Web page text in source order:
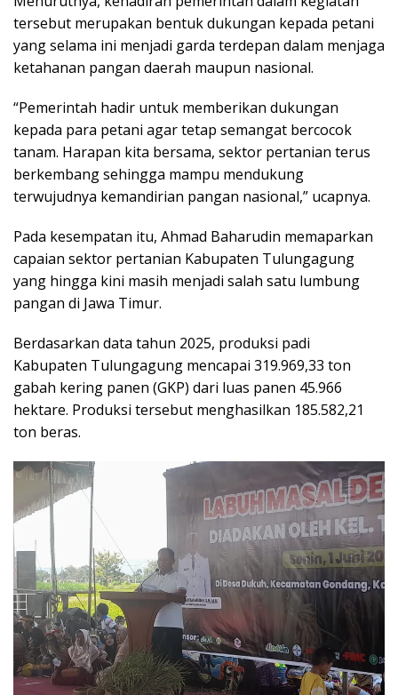
tersebut merupakan bentuk dukungan kepada petani
yang selama ini menjadi garda terdepan dalam menjaga
ketahanan pangan daerah maupun nasional.
“Pemerintah hadir untuk memberikan dukungan
kepada para petani agar tetap semangat bercocok
tanam. Harapan kita bersama, sektor pertanian terus
berkembang sehingga mampu mendukung
terwujudnya kemandirian pangan nasional,” ucapnya.
Pada kesempatan itu, Ahmad Baharudin memaparkan
capaian sektor pertanian Kabupaten Tulungagung
yang hingga kini masih menjadi salah satu lumbung
pangan di Jawa Timur.
Berdasarkan data tahun 2025, produksi padi
Kabupaten Tulungagung mencapai 319.969,33 ton
gabah kering panen (GKP) dari luas panen 45.966
hektare. Produksi tersebut menghasilkan 185.582,21
ton beras.